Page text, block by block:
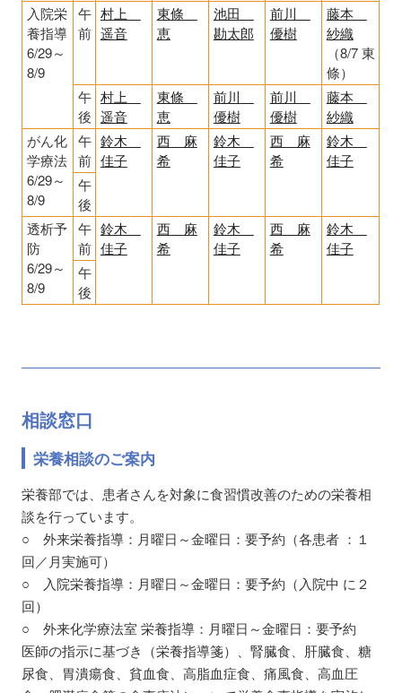
入院栄
養指導
6/29～
8/9
午
前
村上
遥音
東條
恵
池田
勘太郎
前川
優樹
藤本
紗織
（8/7 東
條）
午
後
村上
遥音
東條
恵
前川
優樹
前川
優樹
藤本
紗織
がん化
学療法
6/29～
8/9
午
前
鈴木
佳子
西 麻
希
鈴木
佳子
西 麻
希
鈴木
佳子
午
後
透析予
防
6/29～
8/9
午
前
鈴木
佳子
西 麻
希
鈴木
佳子
西 麻
希
鈴木
佳子
午
後
相談窓口
栄養相談のご案内
栄養部では、患者さんを対象に食習慣改善のための栄養相
談を行っています。
○ 外来栄養指導：月曜日～金曜日：要予約（各患者 ：１
回／月実施可）
○ 入院栄養指導：月曜日～金曜日：要予約（入院中 に２
回）
○ 外来化学療法室 栄養指導：月曜日～金曜日：要予約
医師の指示に基づき（栄養指導箋）、腎臓食、肝臓食、糖
尿食、胃潰瘍食、貧血食、高脂血症食、痛風食、高血圧